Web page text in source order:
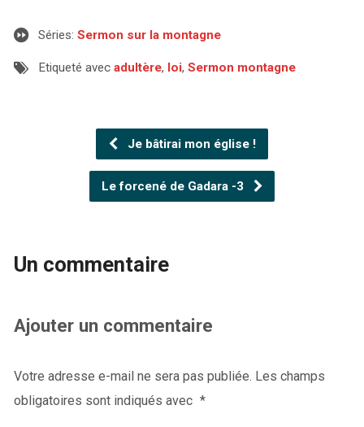
Séries: Sermon sur la montagne
Etiqueté avec adultère, loi, Sermon montagne
Je bâtirai mon église !
Le forcené de Gadara -3
Un commentaire
Ajouter un commentaire
Votre adresse e-mail ne sera pas publiée. Les champs
obligatoires sont indiqués avec *